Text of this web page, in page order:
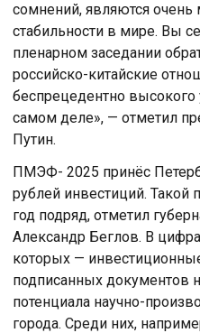
сомнений, являются
стабильности в мире. Вы
пленарном заседании
российско-китайские
беспрецедентно высокого
самом деле», — отметил
Путин.
ПМЭФ- 2025 принёс
рублей инвестиций. Такой
год подряд, отметил
Александр Беглов. В
которых —
подписанных документов
потенциала научно-
города. Среди них,